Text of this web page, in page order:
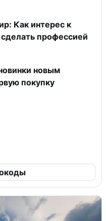
Как интерес к
профессией
новым
покупку